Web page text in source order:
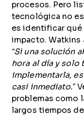
procesos. Pero
tecnológica no
es identificar qué
impacto. Watkins
“Si una solución
hora al día y solo
implementarla,
casi inmediato.”
problemas como
largos tiempos